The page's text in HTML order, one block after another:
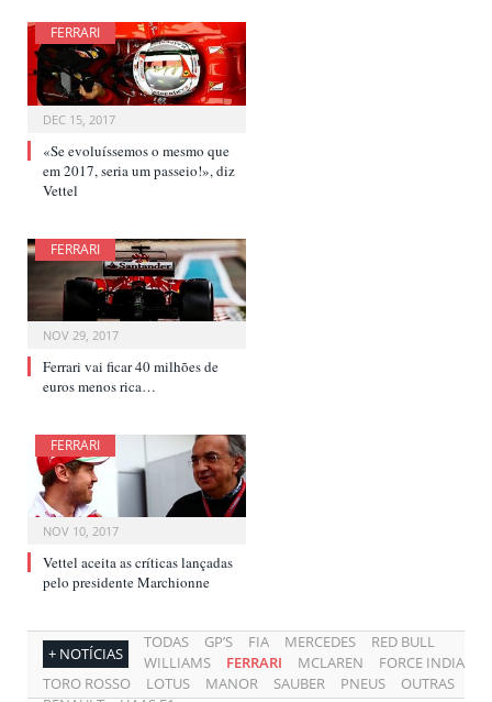
FERRARI
DEC 15, 2017
«Se evoluíssemos o mesmo que
em 2017, seria um passeio!», diz
Vettel
FERRARI
NOV 29, 2017
Ferrari vai ficar 40 milhões de
euros menos rica…
FERRARI
NOV 10, 2017
Vettel aceita as críticas lançadas
pelo presidente Marchionne
+ NOTÍCIAS
TODAS GP’S FIA MERCEDES
RED BULL
WILLIAMS
FERRARI MCLAREN
FORCE INDIA
TORO ROSSO
LOTUS MANOR SAUBER PNEUS
OUTRAS